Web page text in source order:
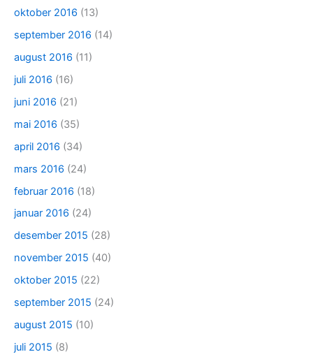
oktober 2016 (13)
september 2016 (14)
august 2016 (11)
juli 2016 (16)
juni 2016 (21)
mai 2016 (35)
april 2016 (34)
mars 2016 (24)
februar 2016 (18)
januar 2016 (24)
desember 2015 (28)
november 2015 (40)
oktober 2015 (22)
september 2015 (24)
august 2015 (10)
juli 2015 (8)